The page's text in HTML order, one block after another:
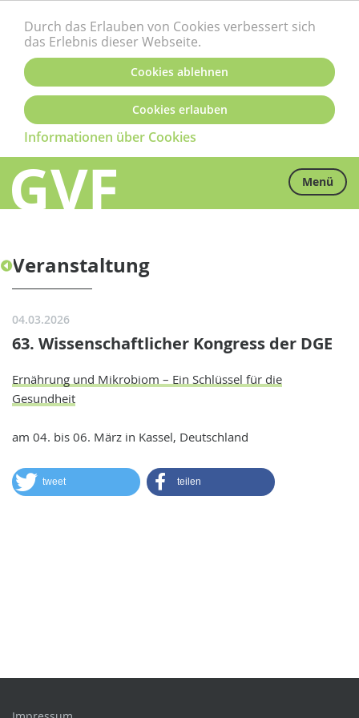
Durch das Erlauben von Cookies verbessert sich
das Erlebnis dieser Webseite.
Cookies ablehnen
Informationen über Cookies
Cookies erlauben
Menü
Veranstaltung
04.03.2026
63. Wissenschaftlicher Kongress der DGE
Ernährung und Mikrobiom – Ein Schlüssel für die
Gesundheit
am 04. bis 06. März in Kassel, Deutschland
tweet teilen